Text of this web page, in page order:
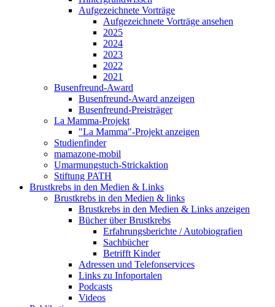
Aufgezeichnete Vorträge
Aufgezeichnete Vorträge ansehen
2025
2024
2023
2022
2021
Busenfreund-Award
Busenfreund-Award anzeigen
Busenfreund-Preisträger
La Mamma-Projekt
"La Mamma"-Projekt anzeigen
Studienfinder
mamazone-mobil
Umarmungstuch-Strickaktion
Stiftung PATH
Brustkrebs in den Medien & Links
Brustkrebs in den Medien & links
Brustkrebs in den Medien & Links anzeigen
Bücher über Brustkrebs
Erfahrungsberichte / Autobiografien
Sachbücher
Betrifft Kinder
Adressen und Telefonservices
Links zu Infoportalen
Podcasts
Videos